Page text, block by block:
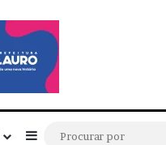
Barra Lateral